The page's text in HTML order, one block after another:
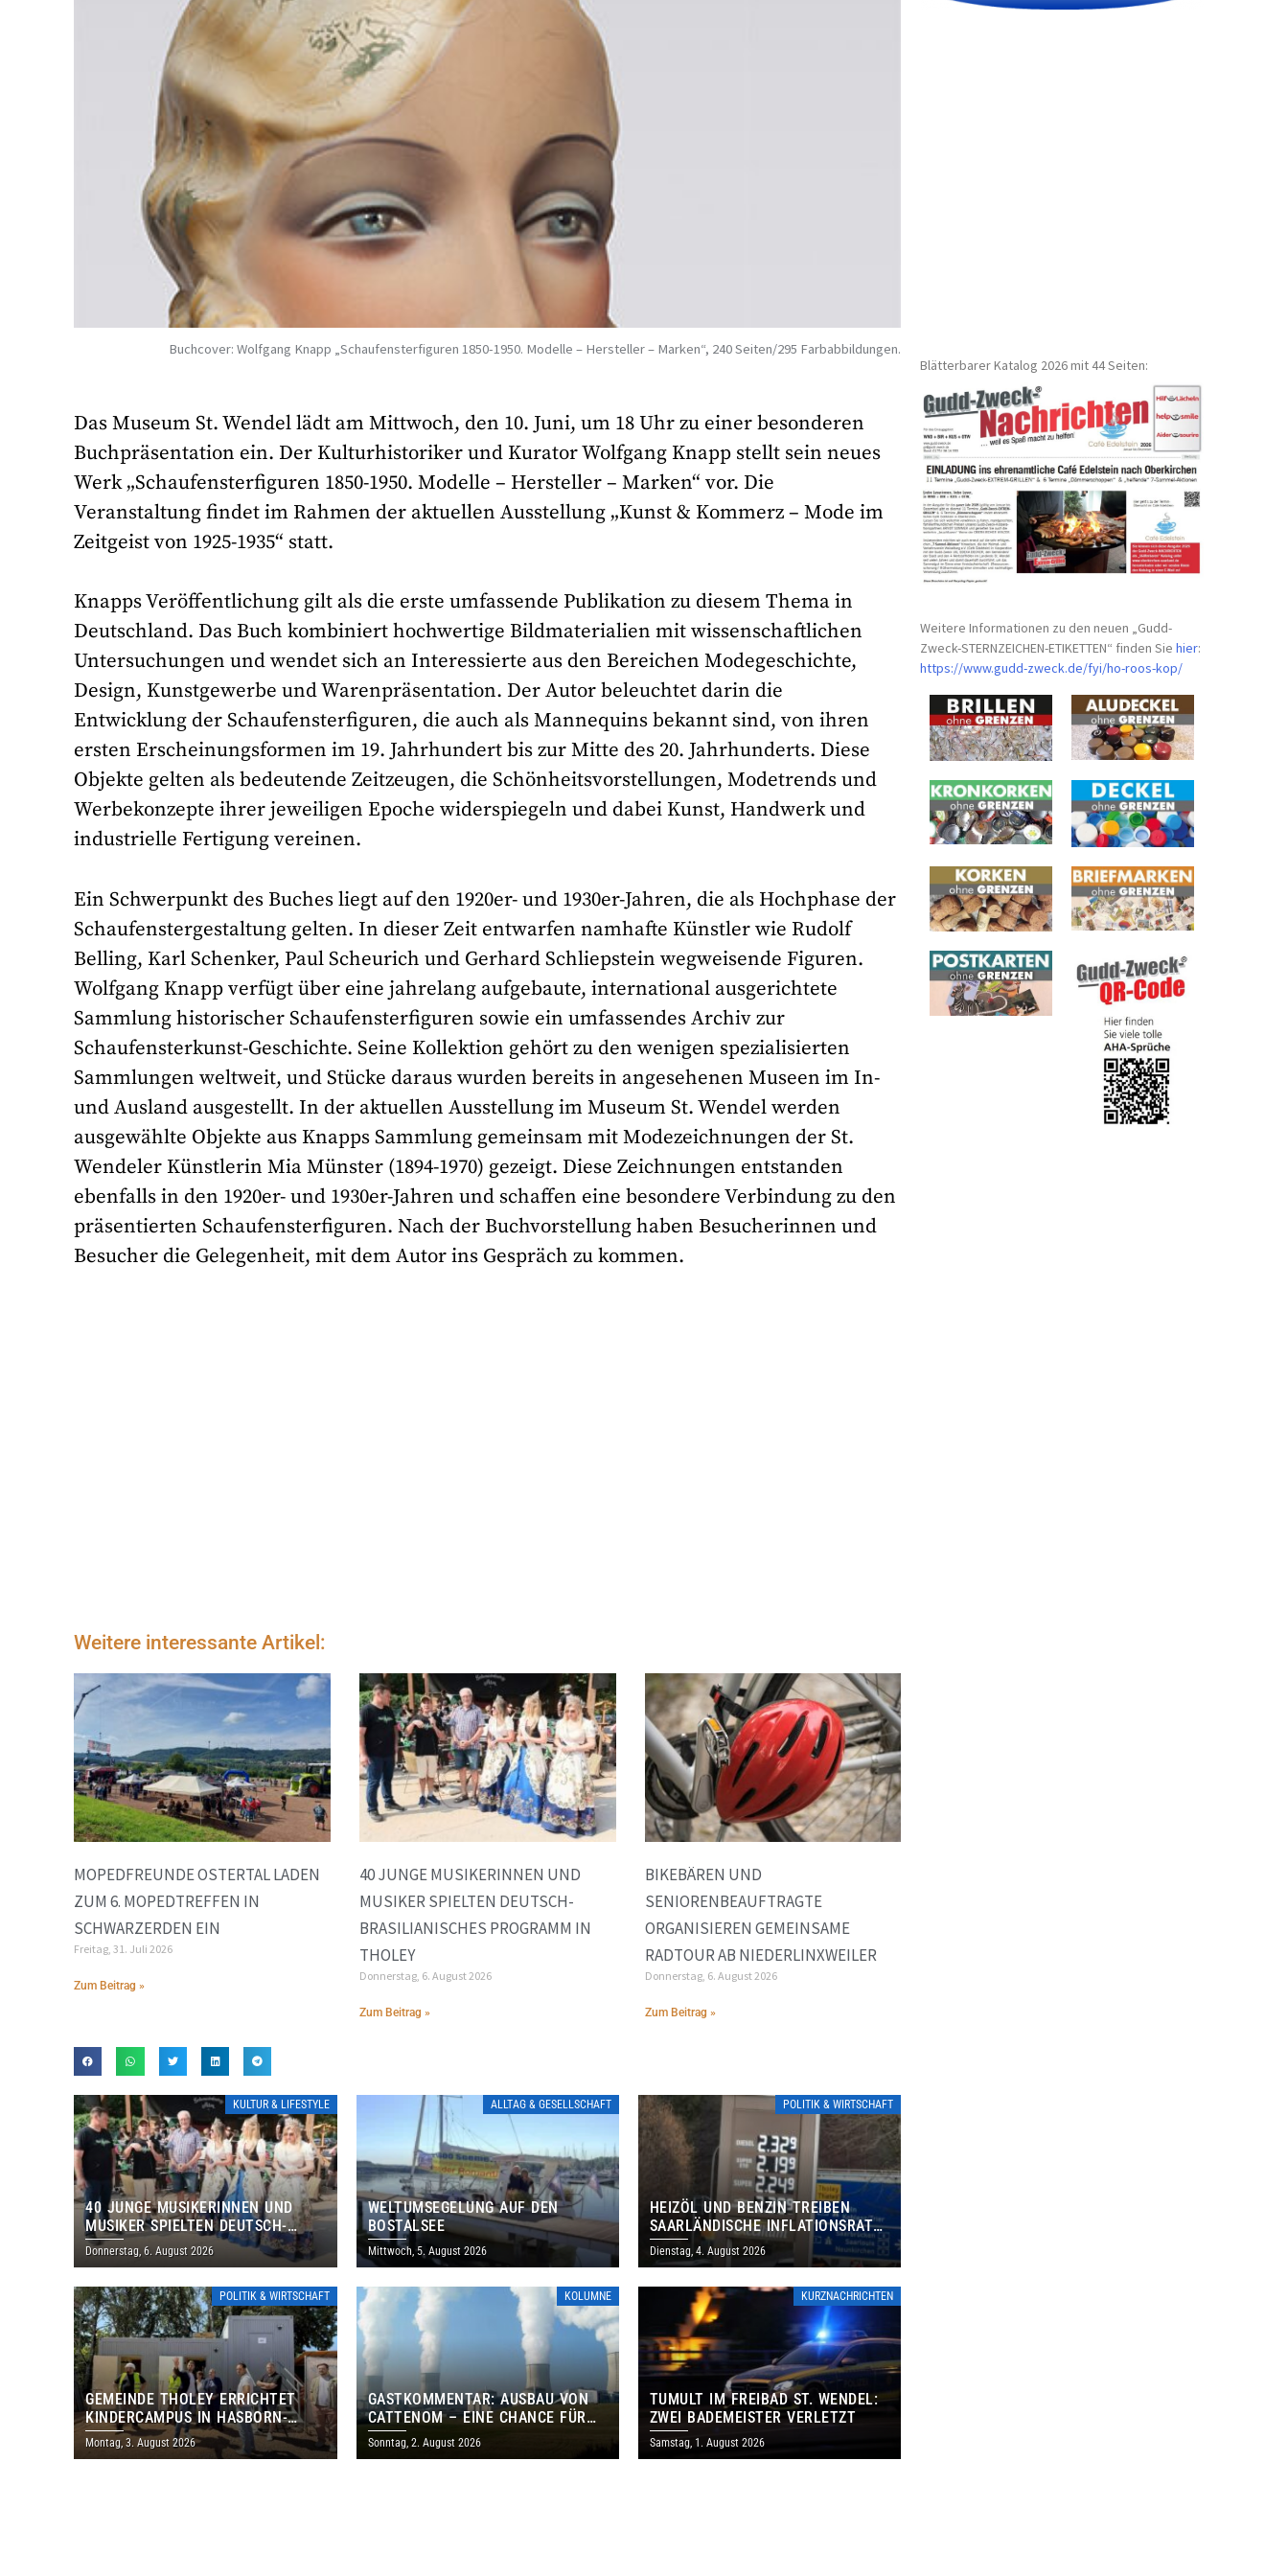
Buchcover: Wolfgang Knapp „Schaufensterfiguren 1850-1950. Modelle – Hersteller – Marken“, 240 Seiten/295 Farbabbildungen.
Das Museum St. Wendel lädt am Mittwoch, den 10. Juni, um 18 Uhr zu einer besonderen
Buchpräsentation ein. Der Kulturhistoriker und Kurator Wolfgang Knapp stellt sein neues
Werk „Schaufensterfiguren 1850-1950. Modelle – Hersteller – Marken“ vor. Die
Veranstaltung findet im Rahmen der aktuellen Ausstellung „Kunst & Kommerz – Mode im
Zeitgeist von 1925-1935“ statt.
Knapps Veröffentlichung gilt als die erste umfassende Publikation zu diesem Thema in
Deutschland. Das Buch kombiniert hochwertige Bildmaterialien mit wissenschaftlichen
Untersuchungen und wendet sich an Interessierte aus den Bereichen Modegeschichte,
Design, Kunstgewerbe und Warenpräsentation. Der Autor beleuchtet darin die
Entwicklung der Schaufensterfiguren, die auch als Mannequins bekannt sind, von ihren
ersten Erscheinungsformen im 19. Jahrhundert bis zur Mitte des 20. Jahrhunderts. Diese
Objekte gelten als bedeutende Zeitzeugen, die Schönheitsvorstellungen, Modetrends und
Werbekonzepte ihrer jeweiligen Epoche widerspiegeln und dabei Kunst, Handwerk und
industrielle Fertigung vereinen.
Ein Schwerpunkt des Buches liegt auf den 1920er- und 1930er-Jahren, die als Hochphase der
Schaufenstergestaltung gelten. In dieser Zeit entwarfen namhafte Künstler wie Rudolf
Belling, Karl Schenker, Paul Scheurich und Gerhard Schliepstein wegweisende Figuren.
Wolfgang Knapp verfügt über eine jahrelang aufgebaute, international ausgerichtete
Sammlung historischer Schaufensterfiguren sowie ein umfassendes Archiv zur
Schaufensterkunst-Geschichte. Seine Kollektion gehört zu den wenigen spezialisierten
Sammlungen weltweit, und Stücke daraus wurden bereits in angesehenen Museen im In-
und Ausland ausgestellt. In der aktuellen Ausstellung im Museum St. Wendel werden
ausgewählte Objekte aus Knapps Sammlung gemeinsam mit Modezeichnungen der St.
Wendeler Künstlerin Mia Münster (1894-1970) gezeigt. Diese Zeichnungen entstanden
ebenfalls in den 1920er- und 1930er-Jahren und schaffen eine besondere Verbindung zu den
präsentierten Schaufensterfiguren. Nach der Buchvorstellung haben Besucherinnen und
Besucher die Gelegenheit, mit dem Autor ins Gespräch zu kommen.
Weitere interessante Artikel:
MOPEDFREUNDE OSTERTAL LADEN
ZUM 6. MOPEDTREFFEN IN
SCHWARZERDEN EIN
Freitag, 31. Juli 2026
Zum Beitrag »
40 JUNGE MUSIKERINNEN UND
MUSIKER SPIELTEN DEUTSCH-
BRASILIANISCHES PROGRAMM IN
THOLEY
Donnerstag, 6. August 2026
Zum Beitrag »
BIKEBÄREN UND
SENIORENBEAUFTRAGTE
ORGANISIEREN GEMEINSAME
RADTOUR AB NIEDERLINXWEILER
Donnerstag, 6. August 2026
Zum Beitrag »
KULTUR & LIFESTYLE
40 JUNGE MUSIKERINNEN UND
MUSIKER SPIELTEN DEUTSCH-
BRASILIANISCHES PROGRAMM IN
THOLEY
Donnerstag, 6. August 2026
ALLTAG & GESELLSCHAFT
WELTUMSEGELUNG AUF DEN
BOSTALSEE
Mittwoch, 5. August 2026
POLITIK & WIRTSCHAFT
HEIZÖL UND BENZIN TREIBEN
SAARLÄNDISCHE INFLATIONSRATE
IM JULI AUF 3,2 PROZENT
Dienstag, 4. August 2026
POLITIK & WIRTSCHAFT
GEMEINDE THOLEY ERRICHTET
KINDERCAMPUS IN HASBORN-
DAUTWEILER FÜR RUND 8,5 BIS 9
MILLIONEN EURO
Montag, 3. August 2026
KOLUMNE
GASTKOMMENTAR: AUSBAU VON
CATTENOM – EINE CHANCE FÜR
LOTHRINGEN UND DAS SAARLAND
Sonntag, 2. August 2026
KURZNACHRICHTEN
TUMULT IM FREIBAD ST. WENDEL:
ZWEI BADEMEISTER VERLETZT
Samstag, 1. August 2026
Blätterbarer Katalog 2026 mit 44 Seiten:
Weitere Informationen zu den neuen „Gudd-
Zweck-STERNZEICHEN-ETIKETTEN“ finden Siehier:
https://www.gudd-zweck.de/fyi/ho-roos-kop/